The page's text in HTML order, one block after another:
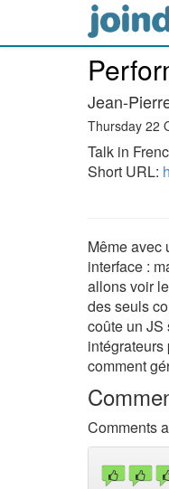
Jean-
Thursday 22
Talk in
Short URL:
Même avec
interface :
allons voir
des seuls
coûte un JS
comment
Comments